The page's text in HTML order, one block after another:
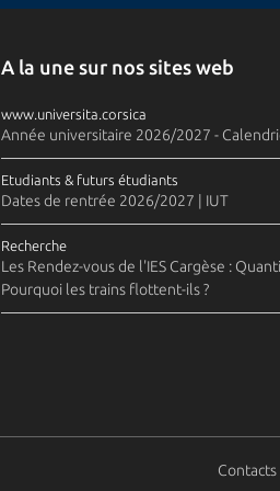
A la une sur nos sites web
www.universita.corsica
Année universitaire 2026/2027 -
Etudiants & futurs étudiants
Dates de rentrée 2026/2027 | IUT
Recherche
Les Rendez-vous de l'IES Cargèse :
Pourquoi les trains flottent-ils ?
Contacts